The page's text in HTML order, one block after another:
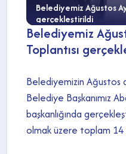
Belediyemiz Ağustos Ayı Meclis Toplantısı
gerçekleştirildi
Belediyemiz
Toplantısı
Belediyemizin Ağustos
Belediye Başkanımız
başkanlığında
olmak üzere toplam 14